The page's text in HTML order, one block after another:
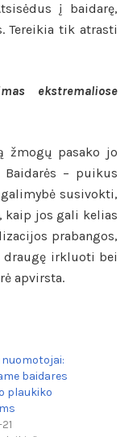
į baidarę,
Tereikia tik atrasti
ekstremaliose
žmogų pasako jo
Baidarės – puikus
susivokti,
kaip jos gali kelias
prabangos,
draugę irkluoti bei
apvirsta.
nuomotojai:
baidares
plaukiko